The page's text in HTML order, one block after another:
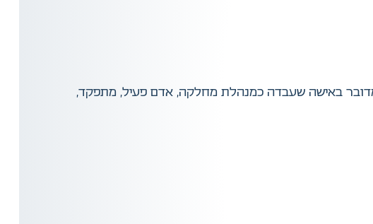
– גבוהה הרבה יותר. מדובר באישה שעבדה כמנהלת מחלקה, אדם פעיל, מתפקד,